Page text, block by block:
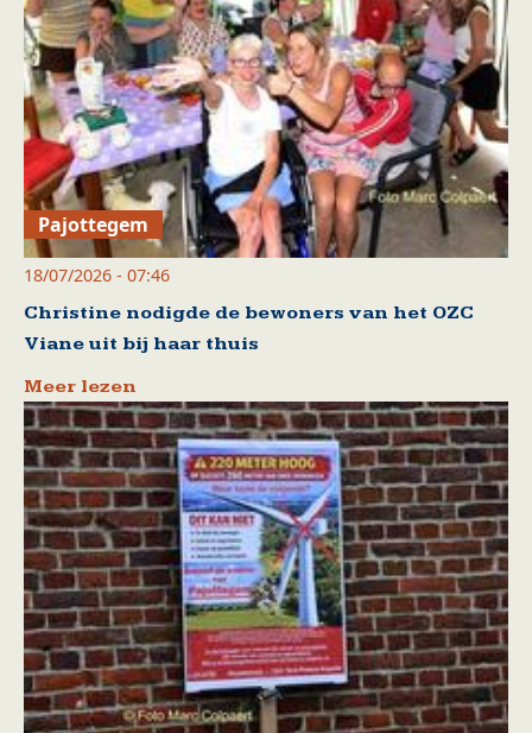
Pajottegem
18/07/2026 - 07:46
Christine nodigde de bewoners van het OZC
Viane uit bij haar thuis
Meer lezen